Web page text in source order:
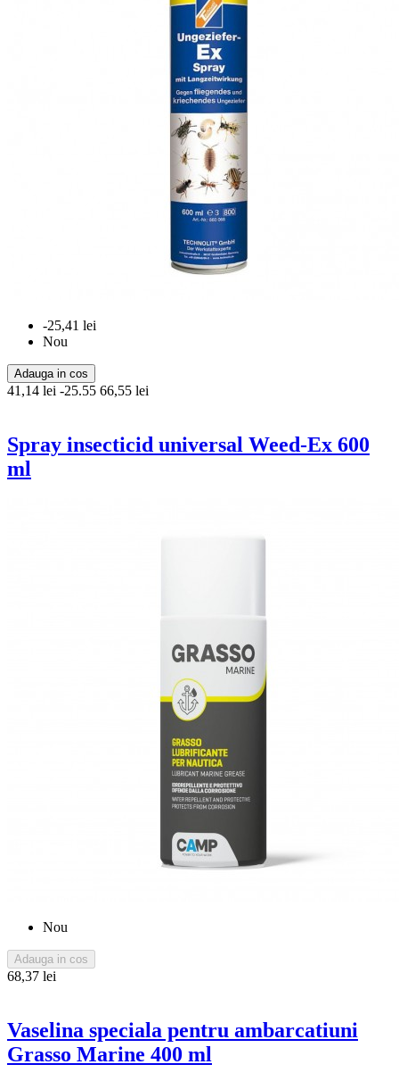
-25,41 lei
Nou
Adauga in cos
41,14 lei -25.55 66,55 lei
Spray insecticid universal Weed-Ex 600
ml
Nou
Adauga in cos
68,37 lei
Vaselina speciala pentru ambarcatiuni
Grasso Marine 400 ml